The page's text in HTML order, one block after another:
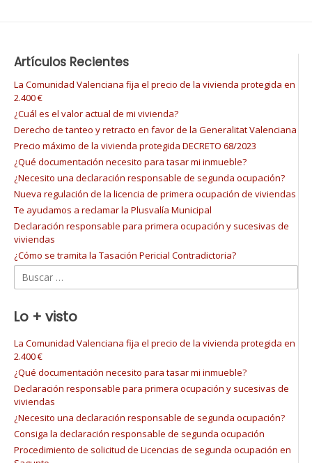
Artículos Recientes
La Comunidad Valenciana fija el precio de la vivienda protegida en
2.400 €
¿Cuál es el valor actual de mi vivienda?
Derecho de tanteo y retracto en favor de la Generalitat Valenciana
Precio máximo de la vivienda protegida DECRETO 68/2023
¿Qué documentación necesito para tasar mi inmueble?
¿Necesito una declaración responsable de segunda ocupación?
Nueva regulación de la licencia de primera ocupación de viviendas
Te ayudamos a reclamar la Plusvalía Municipal
Declaración responsable para primera ocupación y sucesivas de
viviendas
¿Cómo se tramita la Tasación Pericial Contradictoria?
Lo + visto
La Comunidad Valenciana fija el precio de la vivienda protegida en
2.400 €
¿Qué documentación necesito para tasar mi inmueble?
Declaración responsable para primera ocupación y sucesivas de
viviendas
¿Necesito una declaración responsable de segunda ocupación?
Consiga la declaración responsable de segunda ocupación
Procedimiento de solicitud de Licencias de segunda ocupación en